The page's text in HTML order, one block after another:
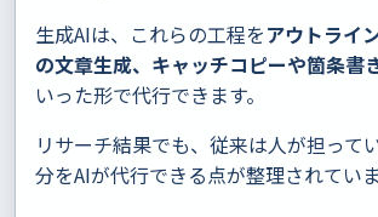
生成AIは、これらの工程をアウトライ
の文章生成、キャッチコピーや箇条書
いった形で代行できます。
リサーチ結果でも、従来は人が担って
分をAIが代行できる点が整理されていま